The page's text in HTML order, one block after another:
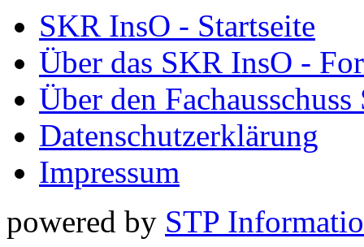
SKR InsO - Startseite
Über das SKR InsO -
Über den
Datenschutzerklärung
Impressum
powered by STP